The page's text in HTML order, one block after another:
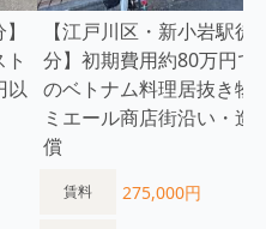
以
【江戸川区・新小岩駅徒
分】初期費用約80万円で
のベトナム料理居抜き物
ミエール商店街沿い・造
償
賃料 275,000円